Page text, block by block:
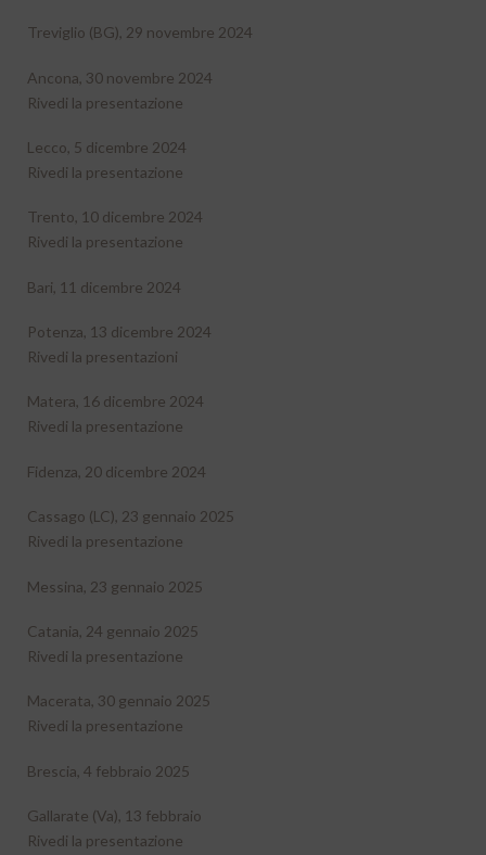
Treviglio (BG), 29 novembre 2024
Ancona, 30 novembre 2024
Rivedi la presentazione
Lecco, 5 dicembre 2024
Rivedi la presentazione
Trento, 10 dicembre 2024
Rivedi la presentazione
Bari, 11 dicembre 2024
Potenza, 13 dicembre 2024
Rivedi la presentazioni
Matera, 16 dicembre 2024
Rivedi la presentazione
Fidenza, 20 dicembre 2024
Cassago (LC), 23 gennaio 2025
Rivedi la presentazione
Messina, 23 gennaio 2025
Catania, 24 gennaio 2025
Rivedi la presentazione
Macerata, 30 gennaio 2025
Rivedi la presentazione
Brescia, 4 febbraio 2025
Gallarate (Va), 13 febbraio
Rivedi la presentazione